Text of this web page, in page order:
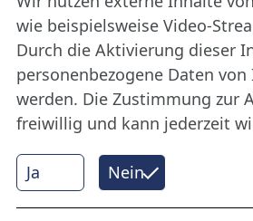
Bleiben Sie uns das ganze Jahr
Werden Sie Freund der
Lübeck.
Mehr erfahren
Internet Partner
Ja Nein
wie beispielsweise Video-
Durch die Aktivierung dieser
personenbezogene Daten
werden. Die Zustimmung zur
freiwillig und kann jederzeit